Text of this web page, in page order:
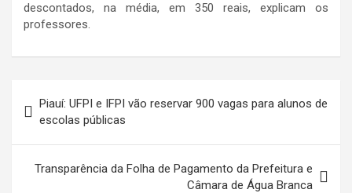
descontados, na média, em 350 reais, explicam os
professores.
de
Post
Piauí: UFPI e IFPI vão reservar 900 vagas para alunos de
escolas públicas
Transparência da Folha de Pagamento da Prefeitura e
Câmara de Água Branca